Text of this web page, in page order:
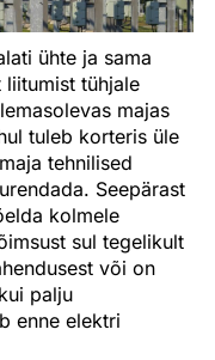
ühte ja sama
liitumist tühjale
majas
tuleb korteris üle
tehnilised
Seepärast
kolmele
sul tegelikult
või on
palju
enne elektri